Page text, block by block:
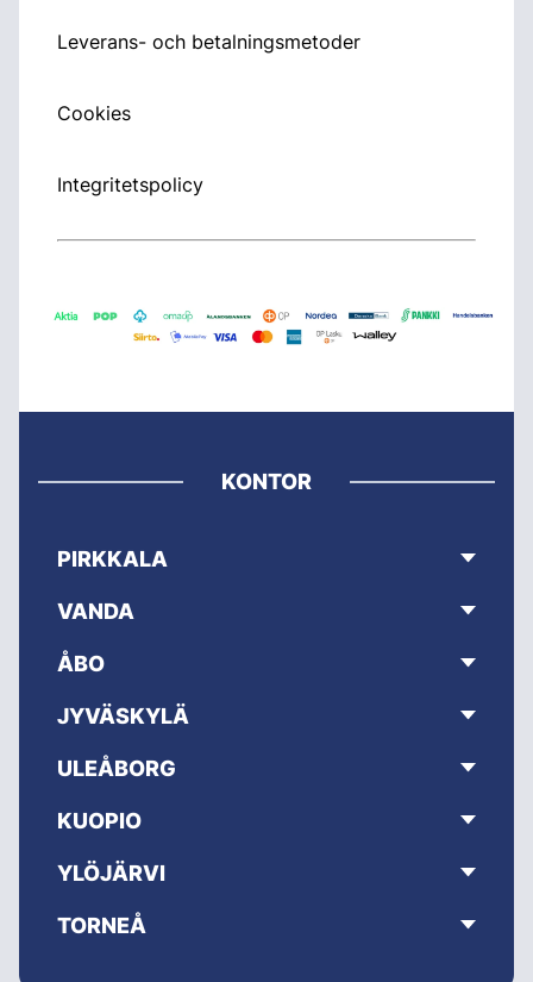
Leverans- och betalningsmetoder
Cookies
Integritetspolicy
KONTOR
PIRKKALA
VANDA
ÅBO
JYVÄSKYLÄ
ULEÅBORG
KUOPIO
YLÖJÄRVI
TORNEÅ